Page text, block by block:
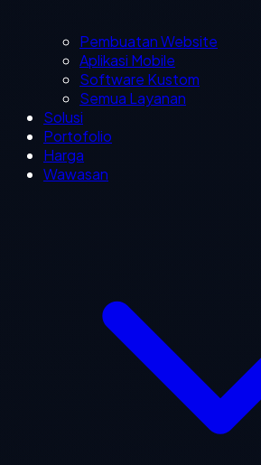
Pembuatan Website
Aplikasi Mobile
Software Kustom
Semua Layanan
Solusi
Portofolio
Harga
Wawasan